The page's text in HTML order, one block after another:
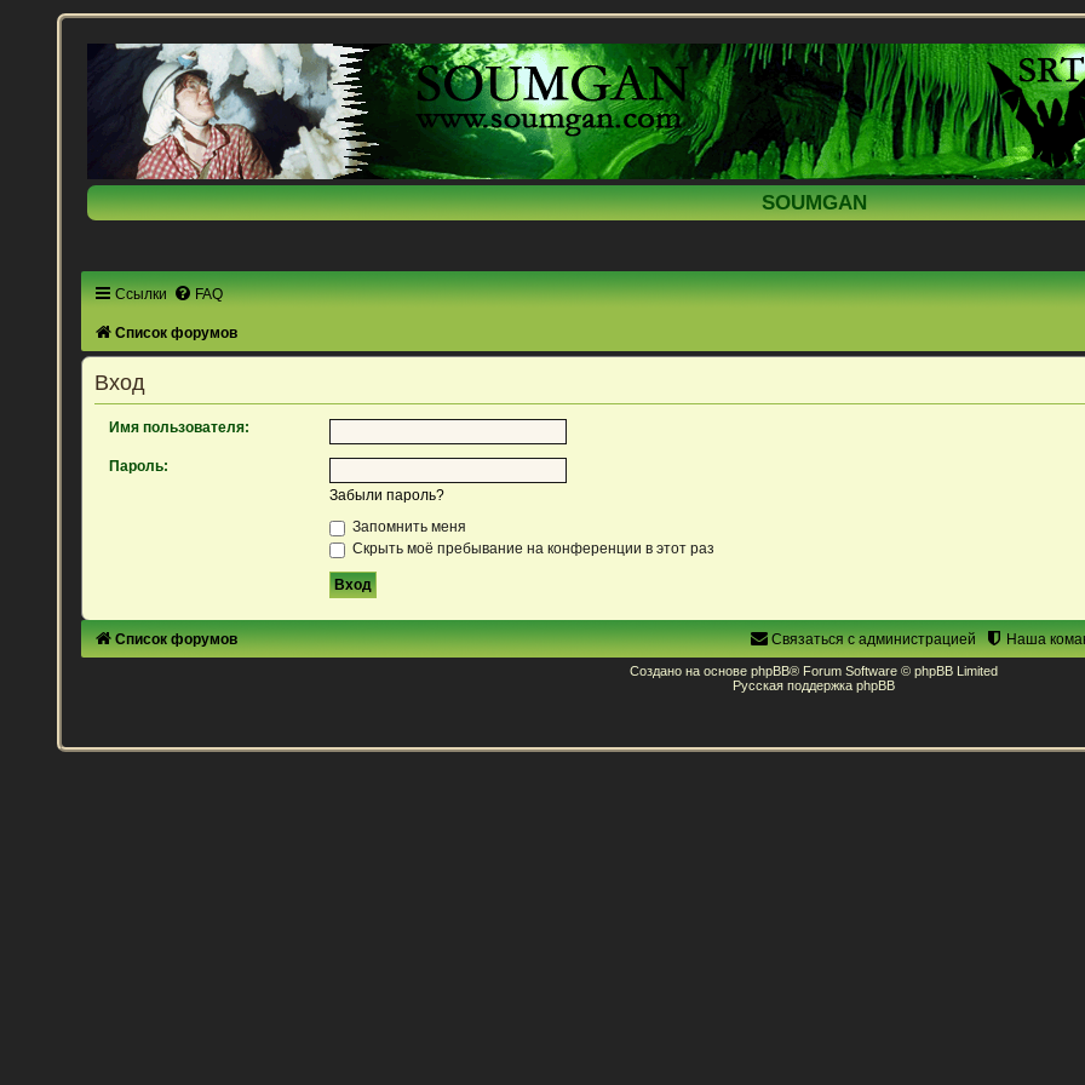
SOUMGAN
Ссылки FAQ
Список форумов
Вход
Имя пользователя:
Пароль:
Забыли пароль?
Запомнить меня
Скрыть моё пребывание на конференции в этот раз
Список форумов Наша
Связаться с администрацией
Создано на основе phpBB® Forum Software © phpBB Limited
Русская поддержка phpBB